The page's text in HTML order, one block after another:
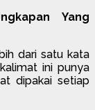
Yang
dari satu kata
ini punya
dipakai setiap